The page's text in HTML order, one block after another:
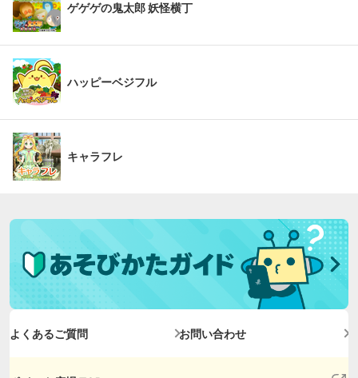
ゲゲゲの鬼太郎 妖怪横丁
ハッピーベジフル
キャラフレ
よくあるご質問 お問い合わせ